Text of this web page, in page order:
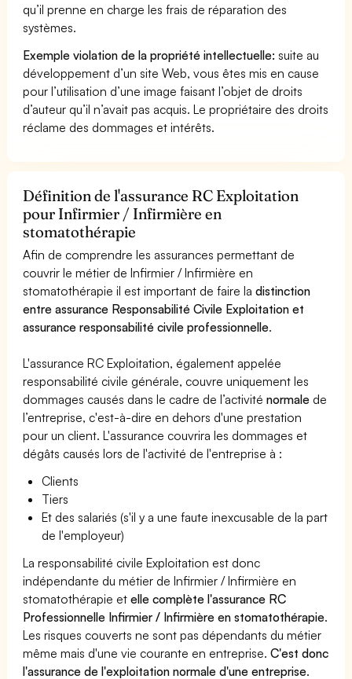
qu’il prenne en charge les frais de réparation des
systèmes.
Exemple violation de la propriété intellectuelle: suite au
développement d’un site Web, vous êtes mis en cause
pour l’utilisation d’une image faisant l’objet de droits
d’auteur qu’il n’avait pas acquis. Le propriétaire des droits
réclame des dommages et intérêts.
Définition de l'assurance RC Exploitation
pour Infirmier / Infirmière en
stomatothérapie
Afin de comprendre les assurances permettant de
couvrir le métier de Infirmier / Infirmière en
stomatothérapie il est important de faire ladistinction
entre assurance Responsabilité Civile Exploitation et
assurance responsabilité civile professionnelle.
L'assurance RC Exploitation, également appelée
responsabilité civile générale, couvre uniquement les
dommages causés dans le cadre de l’activiténormale de
l’entreprise, c'est-à-dire en dehors d'une prestation
pour un client. L'assurance couvrira les dommages et
dégâts causés lors de l'activité de l'entreprise à :
Clients
Tiers
Et des salariés (s'il y a une faute inexcusable de la part
de l'employeur)
La responsabilité civile Exploitation est donc
indépendante du métier de Infirmier / Infirmière en
stomatothérapie etelle complète l'assurance RC
Professionnelle Infirmier / Infirmière en stomatothérapie.
Les risques couverts ne sont pas dépendants du métier
même mais d'une vie courante en entreprise.C'est donc
l'assurance de l'exploitation normale d'une entreprise.